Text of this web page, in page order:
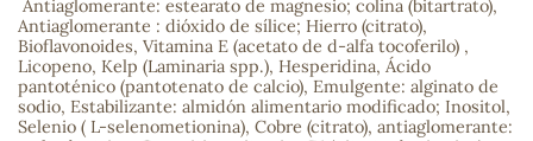
Antiaglomerante: estearato de magnesio; colina (bitartrato),
Antiaglomerante : dióxido de sílice; Hierro (citrato),
Bioflavonoides, Vitamina E (acetato de d-alfa tocoferilo) ,
Licopeno, Kelp (Laminaria spp.), Hesperidina, Ácido
pantoténico (pantotenato de calcio), Emulgente: alginato de
sodio, Estabilizante: almidón alimentario modificado; Inositol,
Selenio ( L-selenometionina), Cobre (citrato), antiaglomerante: